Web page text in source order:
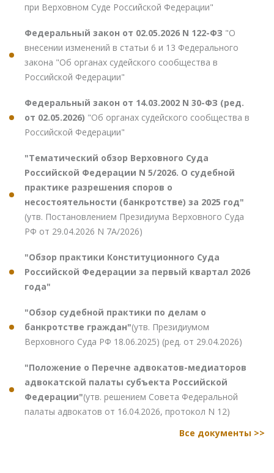
при Верховном Суде Российской Федерации"
Федеральный закон от 02.05.2026 N 122-ФЗ "О
внесении изменений в статьи 6 и 13 Федерального
закона "Об органах судейского сообщества в
Российской Федерации"
Федеральный закон от 14.03.2002 N 30-ФЗ (ред.
от 02.05.2026) "Об органах судейского сообщества в
Российской Федерации"
"Тематический обзор Верховного Суда
Российской Федерации N 5/2026. О судебной
практике разрешения споров о
несостоятельности (банкротстве) за 2025 год"
(утв. Постановлением Президиума Верховного Суда
РФ от 29.04.2026 N 7А/2026)
"Обзор практики Конституционного Суда
Российской Федерации за первый квартал 2026
года"
"Обзор судебной практики по делам о
банкротстве граждан"(утв. Президиумом
Верховного Суда РФ 18.06.2025) (ред. от 29.04.2026)
"Положение о Перечне адвокатов-медиаторов
адвокатской палаты субъекта Российской
Федерации"(утв. решением Совета Федеральной
палаты адвокатов от 16.04.2026, протокол N 12)
Все документы >>